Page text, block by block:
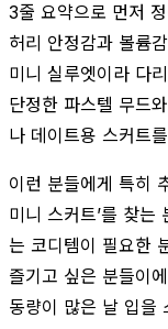
3줄 요약으로 먼저
허리 안정감과 볼륨
미니 실루엣이라 다
단정한 파스텔 무드
나 데이트용 스커트
이런 분들에게 특히
미니 스커트’를 찾는
는 코디템이 필요한
즐기고 싶은 분들이
동량이 많은 날 입을